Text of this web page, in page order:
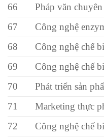
66
Pháp văn
67
Công nghệ
68
Công nghệ chế
69
Công nghệ chế
70
Phát triển sản
71
Marketing thực
72
Công nghệ chế